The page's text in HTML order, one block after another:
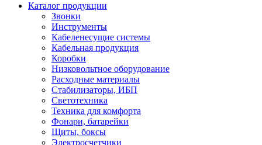
Каталог продукции
Звонки
Инструменты
Кабеленесущие системы
Кабельная продукция
Коробки
Низковольтное оборудование
Расходные материалы
Стабилизаторы, ИБП
Светотехника
Техника для комфорта
Фонари, батарейки
Щиты, боксы
Электросчетчики